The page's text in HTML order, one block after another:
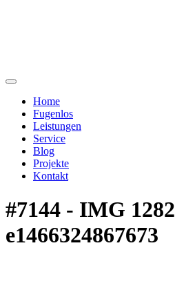
Home
Fugenlos
Leistungen
Service
Blog
Projekte
Kontakt
#7144 - IMG 1282
e1466324867673